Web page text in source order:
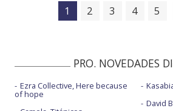
1 2 3 4 5
PRO. NOVEDADES
Ezra Collective, Here because
of hope
David